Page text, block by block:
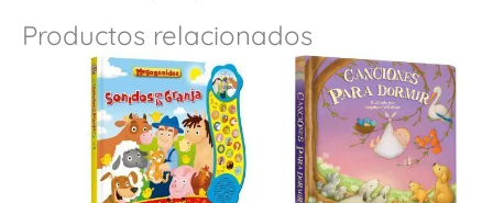
Productos relacionados